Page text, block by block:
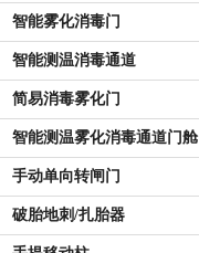
智能雾化消毒门
智能测温消毒通道
简易消毒雾化门
智能测温雾化消毒通道门舱
手动单向转闸门
破胎地刺/扎胎器